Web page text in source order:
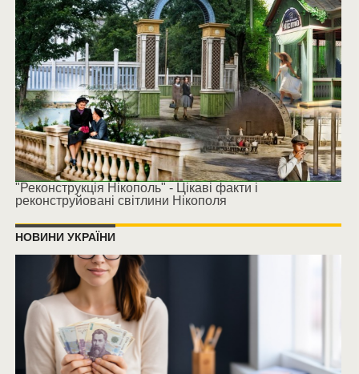
"Реконструкція Нікополь" - Цікаві факти і
реконструйовані світлини Нікополя
НОВИНИ УКРАЇНИ